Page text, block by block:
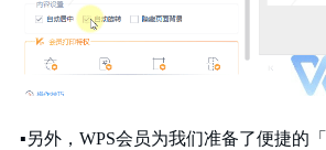
▪另外，WPS会员为我们准备了便捷的